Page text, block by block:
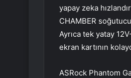
yapay zeka
CHAMBER
Ayrıca tek yatay
ekran kartının
ASRock Phantom